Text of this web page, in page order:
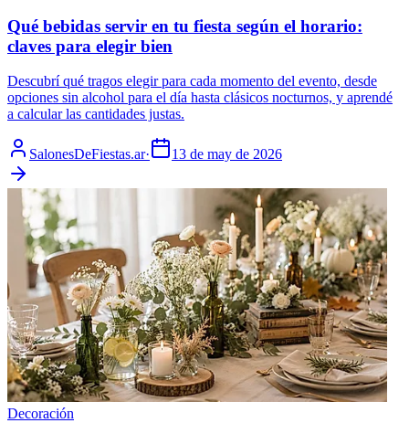
Qué bebidas servir en tu fiesta según el horario:
claves para elegir bien
Descubrí qué tragos elegir para cada momento del evento, desde
opciones sin alcohol para el día hasta clásicos nocturnos, y aprendé
a calcular las cantidades justas.
SalonesDeFiestas.ar· 13 de may de 2026
Decoración